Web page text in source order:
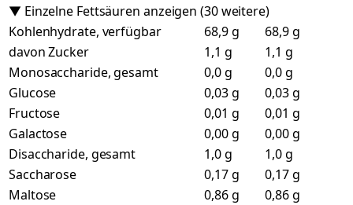
▼ Einzelne Fettsäuren anzeigen (30 weitere)
Kohlenhydrate, verfügbar
68,9 g
68,9 g
davon Zucker
1,1 g
1,1 g
Monosaccharide, gesamt
0,0 g
0,0 g
Glucose
0,03 g
0,03 g
Fructose
0,01 g
0,01 g
Galactose
0,00 g
0,00 g
Disaccharide, gesamt
1,0 g
1,0 g
Saccharose
0,17 g
0,17 g
Maltose
0,86 g
0,86 g